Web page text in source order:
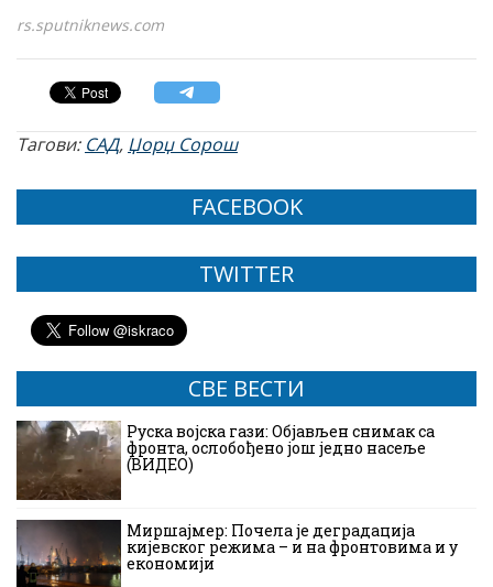
rs.sputniknews.com
Тагови: САД, Џорџ Сорош
FACEBOOK
TWITTER
СВЕ ВЕСТИ
Руска војска гази: Објављен снимак са
фронта, ослобођено још једно насеље
(ВИДЕО)
Миршајмер: Почела је деградација
кијевског режима – и на фронтовима и у
економији